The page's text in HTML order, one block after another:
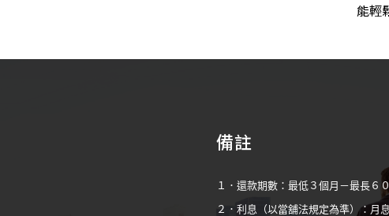
能輕
備註
１．還款期數：最低３個月－最長６
２．利息（以當舖法規定為準）：月